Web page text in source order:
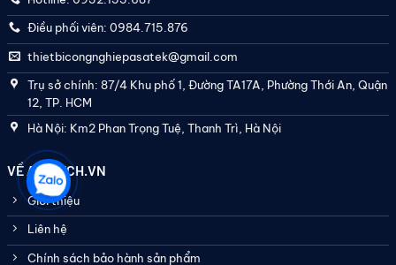
Điều phối viên: 0984.715.876
thietbicongnghiepasatek@gmail.com
Trụ sở chính: 87/4 Khu phố 1, Đường TA17A, Phường Thới An, Quận
12, TP. HCM
Hà Nội: Km2 Phan Trọng Tuệ, Thanh Trì, Hà Nội
VỀ ASATECH.VN
Giới thiệu
Liên hệ
Chính sách bảo hành sản phẩm